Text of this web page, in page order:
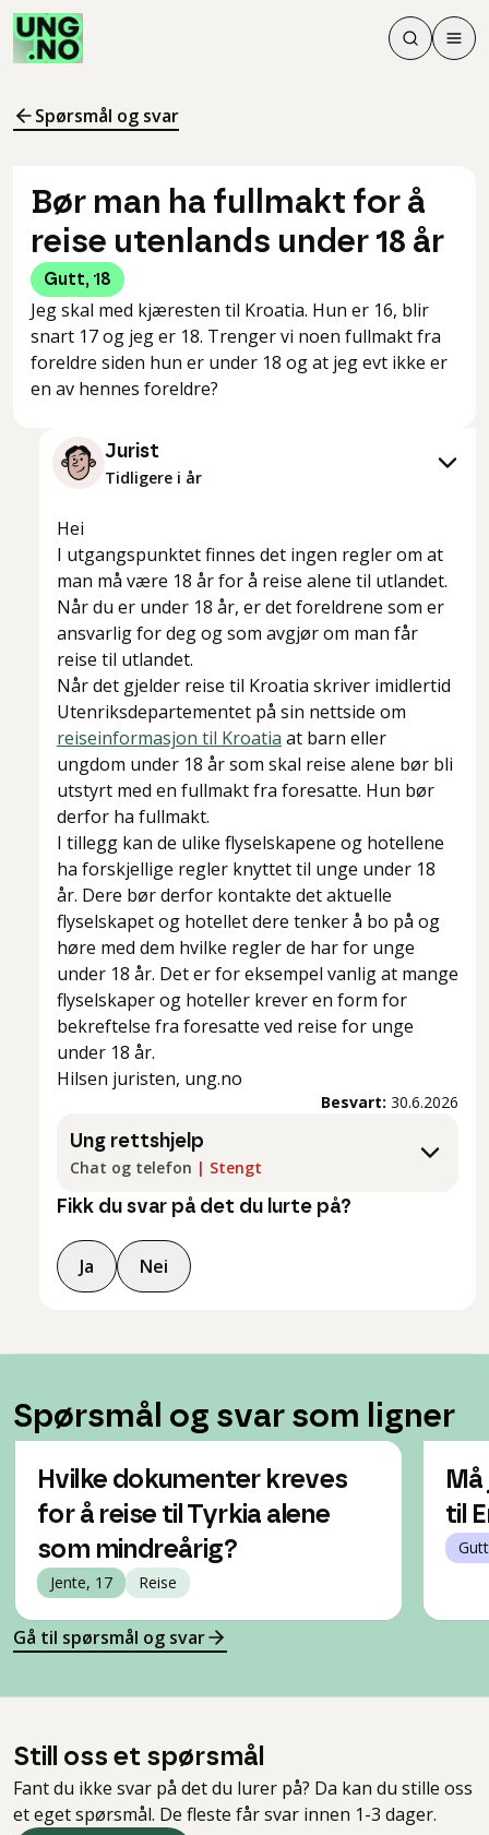
Søk
Søk
Meny
Spørsmål og svar
Bør man ha fullmakt for å
reise utenlands under 18 år
Gutt, 18
Jeg skal med kjæresten til Kroatia. Hun er 16, blir
snart 17 og jeg er 18. Trenger vi noen fullmakt fra
foreldre siden hun er under 18 og at jeg evt ikke er
en av hennes foreldre?
Jurist
Tidligere i år
Hei
I utgangspunktet finnes det ingen regler om at
man må være 18 år for å reise alene til utlandet.
Når du er under 18 år, er det foreldrene som er
ansvarlig for deg og som avgjør om man får
reise til utlandet.
Når det gjelder reise til Kroatia skriver imidlertid
Utenriksdepartementet på sin nettside om
reiseinformasjon til Kroatia at barn eller
ungdom under 18 år som skal reise alene bør bli
utstyrt med en fullmakt fra foresatte. Hun bør
derfor ha fullmakt.
I tillegg kan de ulike flyselskapene og hotellene
ha forskjellige regler knyttet til unge under 18
år. Dere bør derfor kontakte det aktuelle
flyselskapet og hotellet dere tenker å bo på og
høre med dem hvilke regler de har for unge
under 18 år. Det er for eksempel vanlig at mange
flyselskaper og hoteller krever en form for
bekreftelse fra foresatte ved reise for unge
under 18 år.
Hilsen juristen, ung.no
Besvart: 30.6.2026
Ung rettshjelp
Chat og telefon | Stengt
Fikk du svar på det du lurte på?
Ja Nei
Spørsmål og svar som ligner
Hvilke dokumenter kreves
for å reise til Tyrkia alene
som mindreårig?
Jente, 17 Reise
til
Gå til spørsmål og svar
Still oss et spørsmål
Fant du ikke svar på det du lurer på? Da kan du stille oss
et eget spørsmål. De fleste får svar innen 1-3 dager.